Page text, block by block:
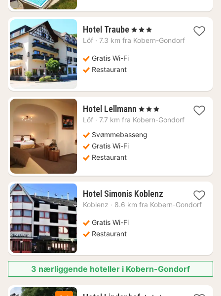
Hotel Traube1
natt
, 3 Stjerner
Löf · 7.3 km fra Kobern-Gondorf
Gratis Wi-Fi
Restaurant
Hotel Lellmann 1
natt
1393
, 3 Stjerner
Löf · 7.7 km fra Kobern-Gondorf
Svømmebasseng
Gratis Wi-Fi
Restaurant
Hotel Simonis Koblenz1
natt
Koblenz · 8.6 km fra Kobern-Gondorf
Gratis Wi-Fi
Restaurant
3 nærliggende hoteller i Kobern-Gondorf